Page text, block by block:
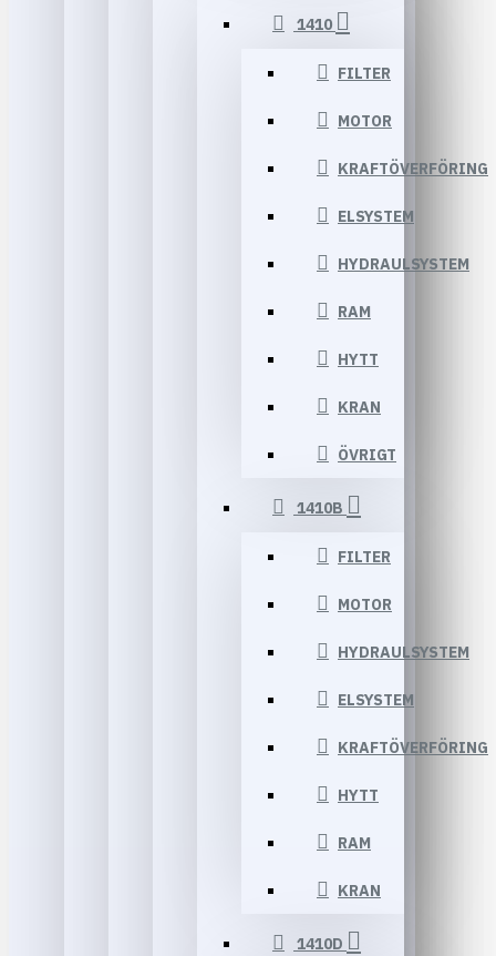
1410
FILTER
MOTOR
KRAFTÖVERFÖRING
ELSYSTEM
HYDRAULSYSTEM
RAM
HYTT
KRAN
ÖVRIGT
1410B
FILTER
MOTOR
HYDRAULSYSTEM
ELSYSTEM
KRAFTÖVERFÖRING
HYTT
RAM
KRAN
1410D